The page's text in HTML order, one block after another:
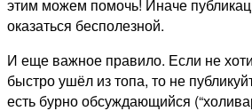
этим можем помочь! Иначе
оказаться бесполезной.
И еще важное правило. Если не
быстро ушёл из топа, то не
есть бурно обсуждающийся